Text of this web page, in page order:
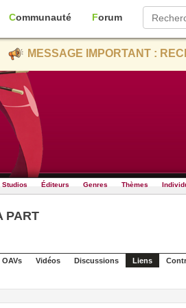
Communauté Forum
MESSAGE IMPORTANT :
Studios Éditeurs Genres Thèmes
PART
OAVs Vidéos Discussions Liens